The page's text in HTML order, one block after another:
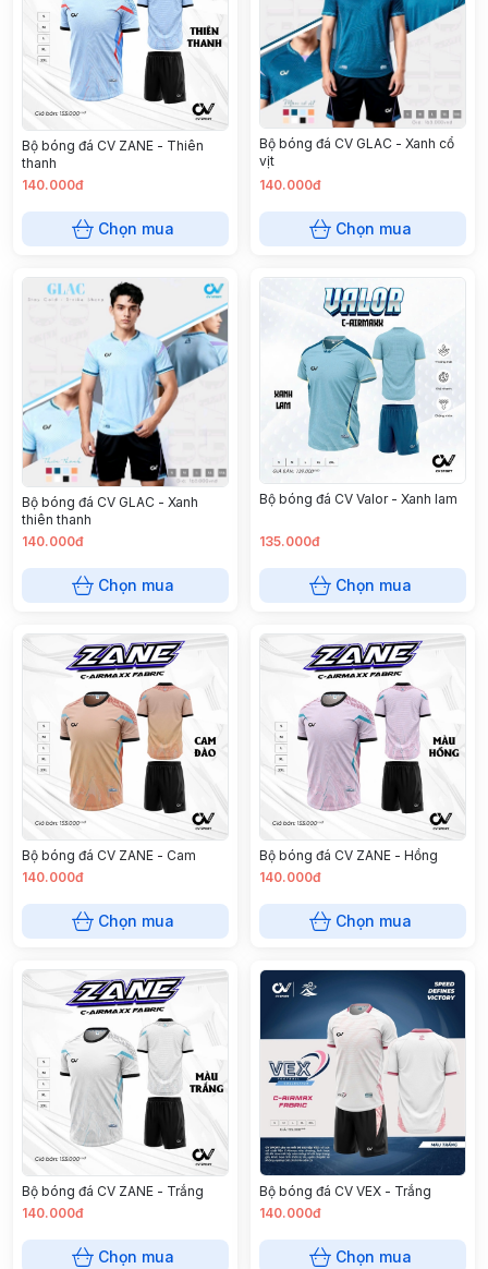
Bộ bóng đá CV ZANE - Thiên
thanh
140.000đ
Chọn mua
Bộ bóng đá CV GLAC - Xanh cổ
vịt
140.000đ
Chọn mua
Bộ bóng đá CV GLAC - Xanh
thiên thanh
140.000đ
Chọn mua
Bộ bóng đá CV Valor - Xanh lam
135.000đ
Chọn mua
Bộ bóng đá CV ZANE - Cam
140.000đ
Chọn mua
Bộ bóng đá CV ZANE - Hồng
140.000đ
Chọn mua
Bộ bóng đá CV ZANE - Trắng
140.000đ
Chọn mua
Bộ bóng đá CV VEX - Trắng
140.000đ
Chọn mua